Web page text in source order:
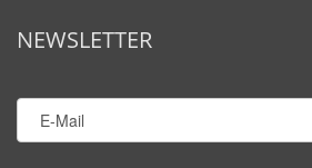
NEWSLETTER